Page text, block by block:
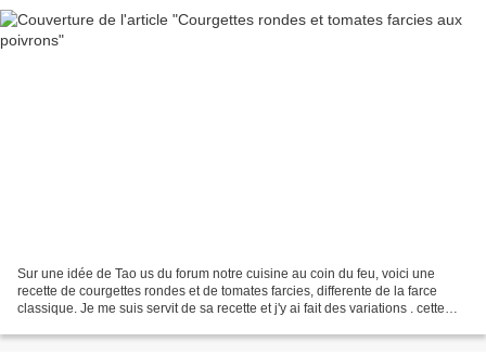
Sur une idée de Tao us du forum notre cuisine au coin du feu, voici une
recette de courgettes rondes et de tomates farcies, differente de la farce
classique. Je me suis servit de sa recette et j'y ai fait des variations . cette